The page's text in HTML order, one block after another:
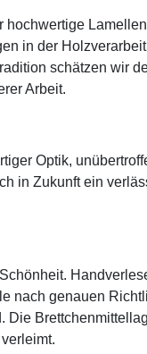
hochwertige
in der
schätzen wir
Arbeit.
Optik,
in Zukunft ein
nach genauen
Die